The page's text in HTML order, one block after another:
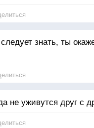
знать, ты
не уживутся друг с